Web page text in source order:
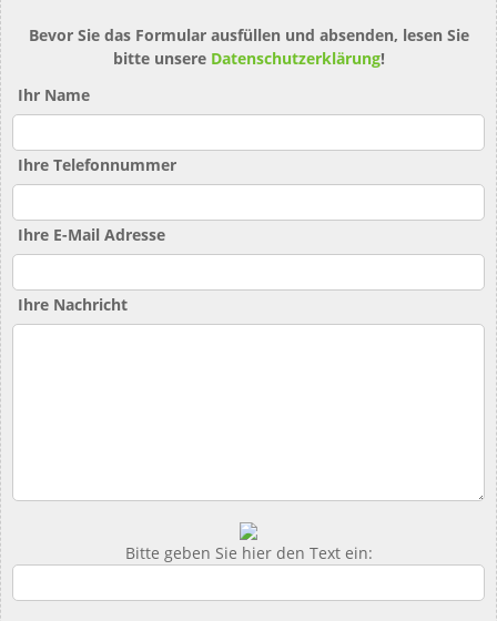
Bevor Sie das Formular ausfüllen und absenden, lesen Sie
bitte unsere Datenschutzerklärung!
Ihr Name
Ihre Telefonnummer
Ihre E-Mail Adresse
Ihre Nachricht
Bitte geben Sie hier den Text ein: